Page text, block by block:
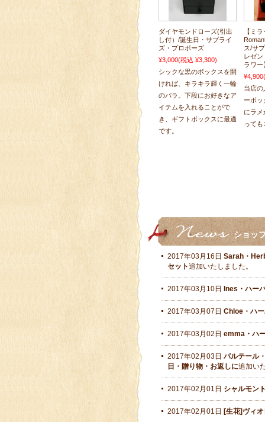
ダイヤモンドローズ(引出
し付）/誕生日・サプライ
ズ・プロポーズ
¥3,000(税込 ¥3,300)
シックな黒のボックスを開
ければ、キラキラ輝く一輪
のバラ。下段にお好きなア
イテムを入れることがで
き、ギフトボックスに最適
です。
【ミ
ス/サ
レゼン
ラワー
¥4,900
当店の
ーボッ
にラメ
っても
ショッ
2017年03月16日 Sarah・
セット追加いたしました。
2017年03月10日 Ines・ハー
2017年03月07日 Chloe・ハ
2017年03月02日 emma・ハ
2017年02月03日 パルテール
日・贈り物・お返しに追加い
2017年02月01日 シャルモン
2017年02月01日 [生花]ヴィ